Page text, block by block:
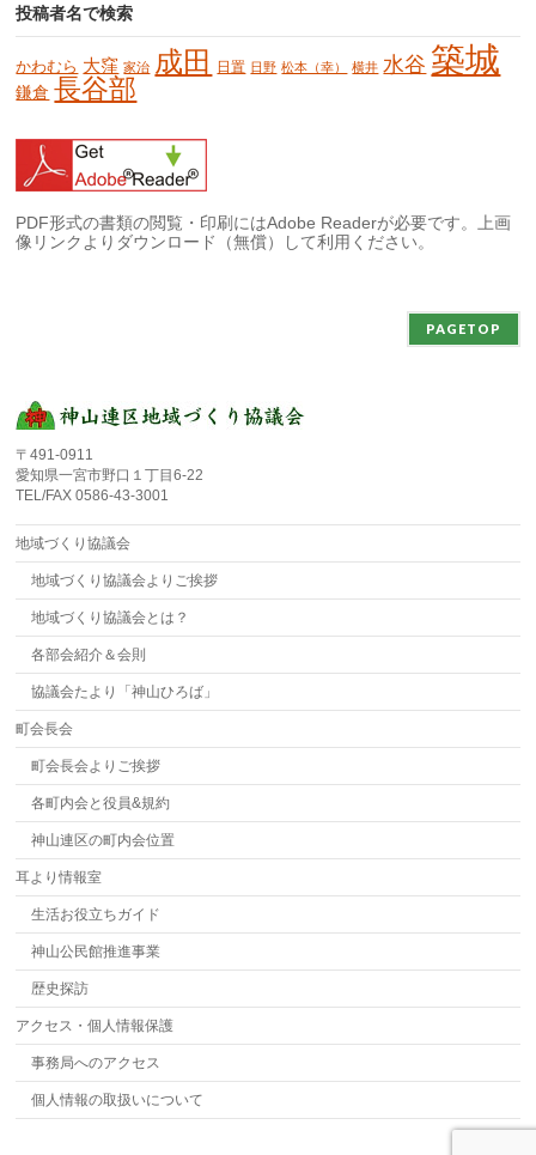
投稿者名で検索
かわむら 大窪 家治 成田 日置 日野 松本（幸） 横井 水谷 築城
鎌倉 長谷部
PDF形式の書類の閲覧・印刷にはAdobe Readerが必要です。上画
像リンクよりダウンロード（無償）して利用ください。
PAGETOP
〒491-0911
愛知県一宮市野口１丁目6-22
TEL/FAX 0586-43-3001
地域づくり協議会
地域づくり協議会よりご挨拶
地域づくり協議会とは？
各部会紹介＆会則
協議会たより「神山ひろば」
町会長会
町会長会よりご挨拶
各町内会と役員&規約
神山連区の町内会位置
耳より情報室
生活お役立ちガイド
神山公民館推進事業
歴史探訪
アクセス・個人情報保護
事務局へのアクセス
個人情報の取扱いについて